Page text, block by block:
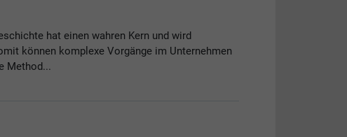
hat einen wahren Kern und wird
können komplexe Vorgänge im Unternehmen
Method...